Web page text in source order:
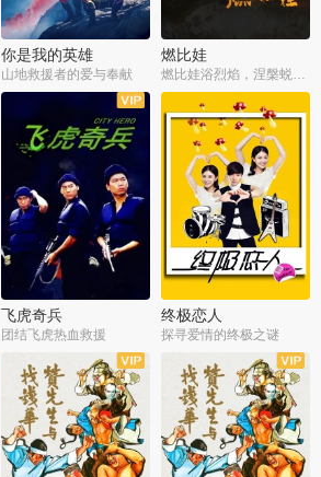
你是我的英雄
山地救援者的爱与奉献
燃比娃
燃比娃浴烈焰，涅槃蜕变成人
飞虎奇兵
团结飞虎热血救援
终极恋人
探寻爱情的终极之谜